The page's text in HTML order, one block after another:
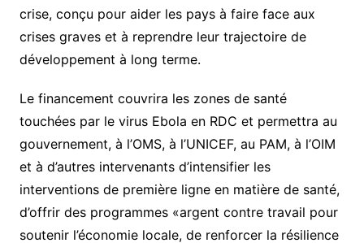
crise, conçu pour aider les pays à faire face aux
crises graves et à reprendre leur trajectoire de
développement à long terme.
Le financement couvrira les zones de santé
touchées par le virus Ebola en RDC et permettra au
gouvernement, à l’OMS, à l’UNICEF, au PAM, à l’OIM
et à d’autres intervenants d’intensifier les
interventions de première ligne en matière de santé,
d’offrir des programmes «argent contre travail pour
soutenir l’économie locale, de renforcer la résilience